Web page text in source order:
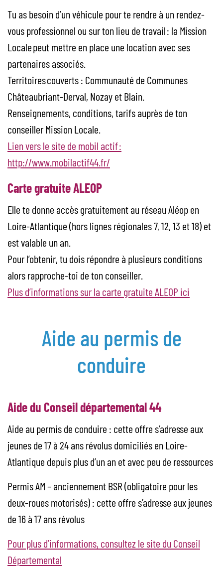
Tu as besoin d’un véhicule pour te rendre à un rendez-
vous professionnel ou sur ton lieu de travail : la Mission
Locale peut mettre en place une location avec ses
partenaires associés.
Territoires couverts : Communauté de Communes
Châteaubriant-Derval, Nozay et Blain.
Renseignements, conditions, tarifs auprès de ton
conseiller Mission Locale.
Lien vers le site de mobil actif :
http://www.mobilactif44.fr/
Carte gratuite ALEOP
Elle te donne accès gratuitement au réseau Aléop en
Loire-Atlantique (hors lignes régionales 7, 12, 13 et 18) et
est valable un an.
Pour l’obtenir, tu dois répondre à plusieurs conditions
alors rapproche-toi de ton conseiller.
Plus d’informations sur la carte gratuite ALEOP ici
Aide au permis de
conduire
Aide du Conseil départemental 44
Aide au permis de conduire : cette offre s’adresse aux
jeunes de 17 à 24 ans révolus domiciliés en Loire-
Atlantique depuis plus d’un an et avec peu de ressources
Permis AM – anciennement BSR (obligatoire pour les
deux-roues motorisés) : cette offre s’adresse aux jeunes
de 16 à 17 ans révolus
Pour plus d’informations, consultez le site du Conseil
Départemental